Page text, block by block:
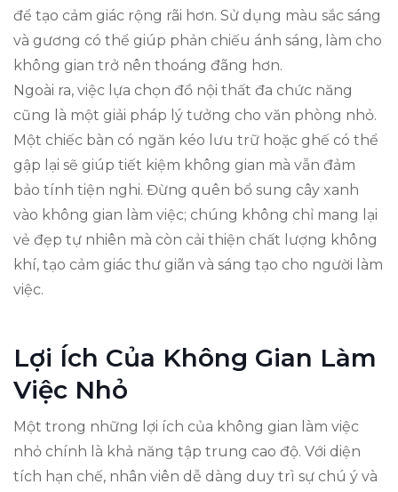
để tạo cảm giác rộng rãi hơn. Sử dụng màu sắc sáng
và gương có thể giúp phản chiếu ánh sáng, làm cho
không gian trở nên thoáng đãng hơn.
Ngoài ra, việc lựa chọn đồ nội thất đa chức năng
cũng là một giải pháp lý tưởng cho văn phòng nhỏ.
Một chiếc bàn có ngăn kéo lưu trữ hoặc ghế có thể
gập lại sẽ giúp tiết kiệm không gian mà vẫn đảm
bảo tính tiện nghi. Đừng quên bổ sung cây xanh
vào không gian làm việc; chúng không chỉ mang lại
vẻ đẹp tự nhiên mà còn cải thiện chất lượng không
khí, tạo cảm giác thư giãn và sáng tạo cho người làm
việc.
Lợi Ích Của Không Gian Làm
Việc Nhỏ
Một trong những lợi ích của không gian làm việc
nhỏ chính là khả năng tập trung cao độ. Với diện
tích hạn chế, nhân viên dễ dàng duy trì sự chú ý và